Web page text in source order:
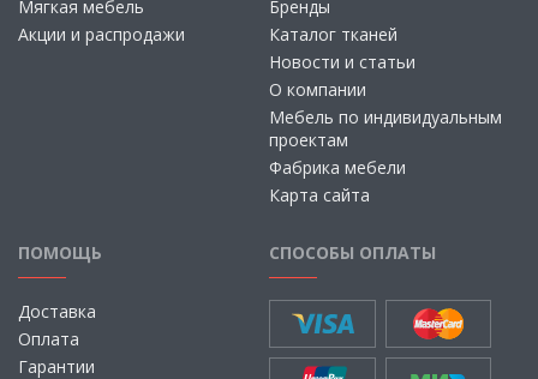
Мягкая мебель
Акции и распродажи
Бренды
Каталог тканей
Новости и статьи
О компании
Мебель по индивидуальным
проектам
Фабрика мебели
Карта сайта
ПОМОЩЬ
Доставка
Оплата
Гарантии
СПОСОБЫ ОПЛАТЫ